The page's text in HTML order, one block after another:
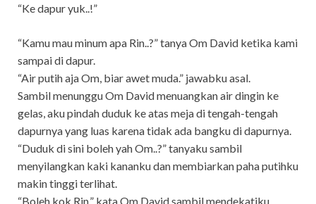
“Ke dapur yuk..!”
“Kamu mau minum apa Rin..?” tanya Om David ketika kami
sampai di dapur.
“Air putih aja Om, biar awet muda.” jawabku asal.
Sambil menunggu Om David menuangkan air dingin ke
gelas, aku pindah duduk ke atas meja di tengah-tengah
dapurnya yang luas karena tidak ada bangku di dapurnya.
“Duduk di sini boleh yah Om..?” tanyaku sambil
menyilangkan kaki kananku dan membiarkan paha putihku
makin tinggi terlihat.
“Boleh kok Rin.” kata Om David sambil mendekatiku